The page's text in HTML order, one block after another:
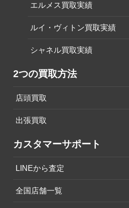
エルメス買取実績
ルイ・ヴィトン買取実績
シャネル買取実績
2つの買取方法
店頭買取
出張買取
カスタマーサポート
LINEから査定
全国店舗一覧